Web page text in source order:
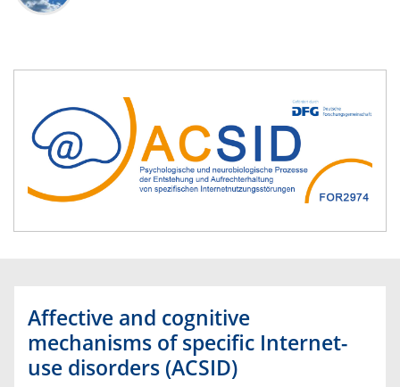
Affective and cognitive
mechanisms of specific Internet-
use disorders (ACSID)